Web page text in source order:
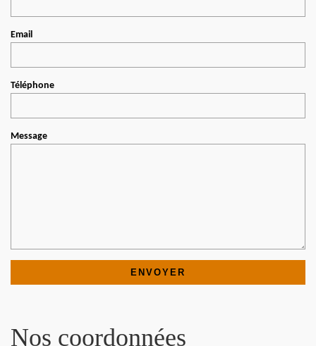
Email
Téléphone
Message
Nos coordonnées